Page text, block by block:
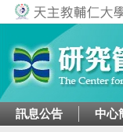
訊息公告 中心